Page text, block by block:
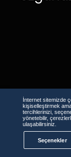
İnternet sitemizde
kişiselleştirmek
tercihlerinizi,
yönetebilir,
ulaşabilirsiniz.
Seçenekler